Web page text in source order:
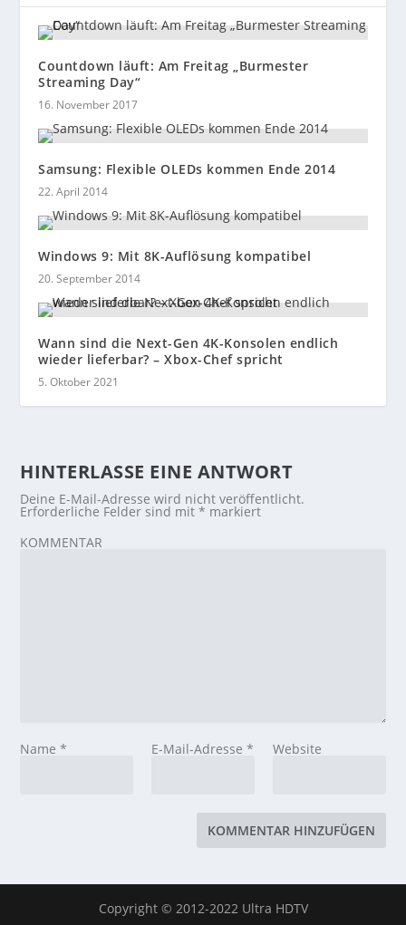
Countdown läuft: Am Freitag „Burmester
Streaming Day“
16. November 2017
Samsung: Flexible OLEDs kommen Ende 2014
22. April 2014
Windows 9: Mit 8K-Auflösung kompatibel
20. September 2014
Wann sind die Next-Gen 4K-Konsolen endlich
wieder lieferbar? – Xbox-Chef spricht
5. Oktober 2021
HINTERLASSE EINE ANTWORT
Deine E-Mail-Adresse wird nicht veröffentlicht.
Erforderliche Felder sind mit* markiert
KOMMENTAR
Name* E-Mail-Adresse * Website
Copyright © 2012-2022 Ultra HDTV